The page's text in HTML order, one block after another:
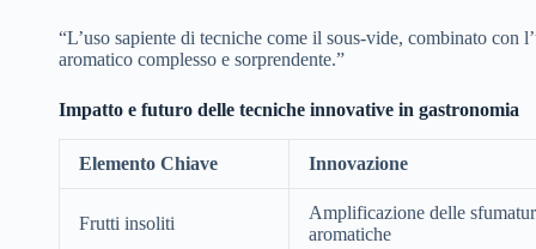
“L’uso sapiente di tecniche come il sous-vide, combinato
aromatico complesso e sorprendente.”
Impatto e futuro delle tecniche innovative in gastronomia
Elemento Chiave Innovazione
Frutti insoliti
Amplificazione delle
aromatiche